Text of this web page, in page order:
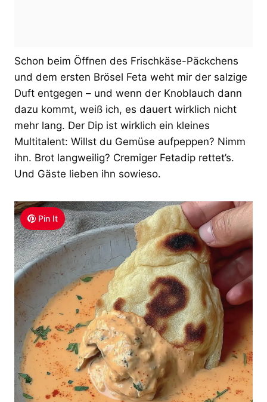
Schon beim Öffnen des Frischkäse-Päckchens
und dem ersten Brösel Feta weht mir der salzige
Duft entgegen – und wenn der Knoblauch dann
dazu kommt, weiß ich, es dauert wirklich nicht
mehr lang. Der Dip ist wirklich ein kleines
Multitalent: Willst du Gemüse aufpeppen? Nimm
ihn. Brot langweilig? Cremiger Fetadip rettet’s.
Und Gäste lieben ihn sowieso.
Pin It